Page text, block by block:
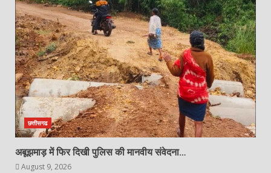
छत्तीसगढ
अबूझमाड़ में फिर दिखी पुलिस की मानवीय संवेदना…
August 9, 2026